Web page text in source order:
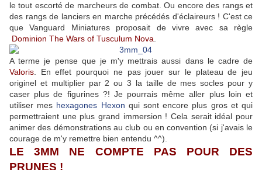
le tout escorté de marcheurs de combat. Ou encore des rangs et
des rangs de lanciers en marche précédés d'éclaireurs ! C'est ce
que Vanguard Miniatures proposait de vivre avec sa règle
Dominion The Wars of Tusculum Nova
A terme je pense que je m'y mettrais aussi dans le cadre de
Valoris . En effet pourquoi ne pas jouer sur le plateau de jeu
originel et multiplier par 2 ou 3 la taille de mes socles pour y
caser plus de figurines ?! Je pourrais même aller plus loin et
utiliser mes hexagones Hexon qui sont encore plus gros et qui
permettraient une plus grand immersion ! Cela serait idéal pour
animer des démonstrations au club ou en convention (si j'avais le
courage de m'y remettre bien entendu ^^).
LE 3MM NE COMPTE PAS POUR DES
PRUNES !